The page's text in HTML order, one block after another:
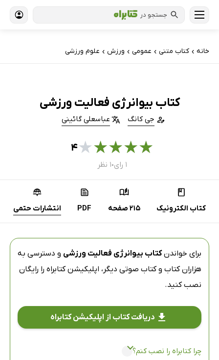
جستجو در
خانه › کتاب‌ متنی › عمومی › ورزش › علوم ورزشی
کتاب بیوانرژی فعالیت ورزشی
جی کانگ عباسعلی گائینی
★
★
★
★
★۴
۱ رای ● ۱ نظر
کتاب الکترونیک 215 صفحه PDF انتشارات حتمی
برای خواندنکتاب بیوانرژی فعالیت ورزشی و دسترسی به
هزاران کتاب و کتاب صوتی دیگر، اپلیکیشن کتابراه را رایگان
نصب کنید.
دریافت کتاب از اپلیکیشن کتابراه
چرا کتابراه را نصب کنم؟